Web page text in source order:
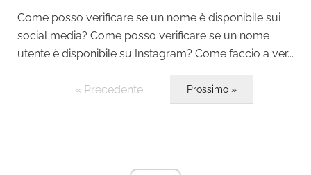
Come posso verificare se un nome è disponibile sui
social media? Come posso verificare se un nome
utente è disponibile su Instagram? Come faccio a ver...
« Precedente Prossimo »